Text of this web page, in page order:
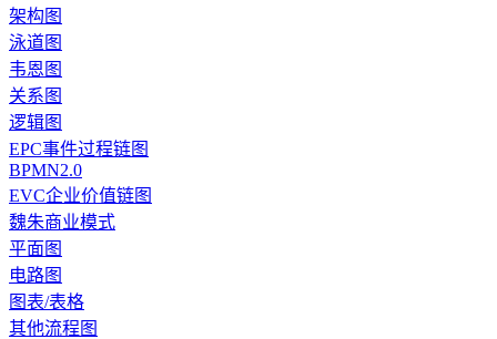
架构图
泳道图
韦恩图
关系图
逻辑图
EPC事件过程链图
BPMN2.0
EVC企业价值链图
魏朱商业模式
平面图
电路图
图表/表格
其他流程图